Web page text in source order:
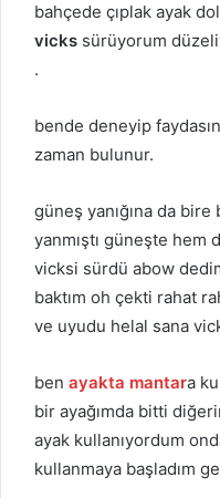
bahçede çıplak ayak
vicks sürüyorum
.
bende deneyip
zaman bulunur.
güneş yanığına da
yanmıştı güneşte hem
vicksi sürdü abow
baktım oh çekti rahat
ve uyudu helal sana
ben ayakta mantara
bir ayağımda bitti
ayak kullanıyordum
kullanmaya başladım